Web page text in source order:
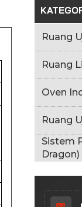
Ruang
Ruang
Oven
Ruang
Sistem
Dragon)